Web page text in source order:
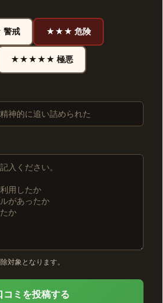
戒 ★★★ 危険
★★★★★ 極悪
対象となります。
コミを投稿する